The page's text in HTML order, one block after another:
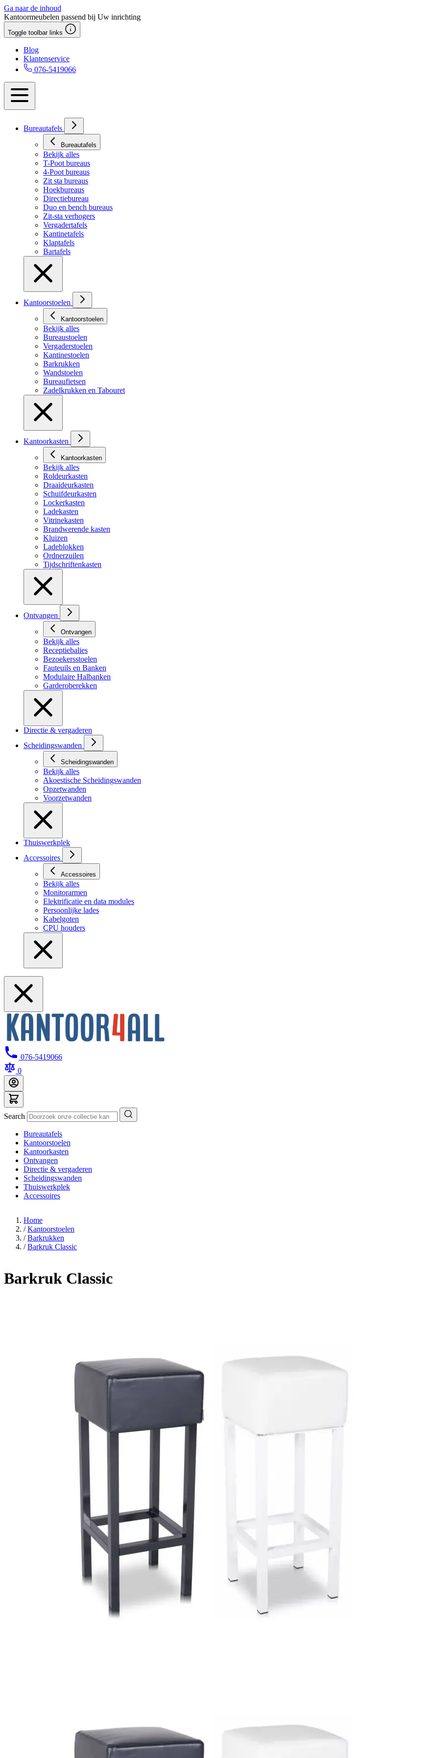
Ga naar de inhoud
Kantoormeubelen passend bij Uw inrichting
Toggle toolbar links
Blog
Klantenservice
076-5419066
Bureautafels
Bureautafels
Bekijk alles
T-Poot bureaus
4-Poot bureaus
Zit sta bureaus
Hoekbureaus
Directiebureau
Duo en bench bureaus
Zit-sta verhogers
Vergadertafels
Kantinetafels
Klaptafels
Bartafels
Kantoorstoelen
Kantoorstoelen
Bekijk alles
Bureaustoelen
Vergaderstoelen
Kantinestoelen
Barkrukken
Wandstoelen
Bureaufietsen
Zadelkrukken en Tabouret
Kantoorkasten
Kantoorkasten
Bekijk alles
Roldeurkasten
Draaideurkasten
Schuifdeurkasten
Lockerkasten
Ladekasten
Vitrinekasten
Brandwerende kasten
Kluizen
Ladeblokken
Ordnerzuilen
Tijdschriftenkasten
Ontvangen
Ontvangen
Bekijk alles
Receptiebalies
Bezoekersstoelen
Fauteuils en Banken
Modulaire Halbanken
Garderoberekken
Directie & vergaderen
Scheidingswanden
Scheidingswanden
Bekijk alles
Akoestische Scheidingswanden
Opzetwanden
Voorzetwanden
Thuiswerkplek
Accessoires
Accessoires
Bekijk alles
Monitorarmen
Elektrificatie en data modules
Persoonlijke lades
Kabelgoten
CPU houders
076-5419066
0
Search
Bureautafels
Kantoorstoelen
Kantoorkasten
Ontvangen
Directie & vergaderen
Scheidingswanden
Thuiswerkplek
Accessoires
Home
/ Kantoorstoelen
/ Barkrukken
/ Barkruk Classic
Barkruk Classic